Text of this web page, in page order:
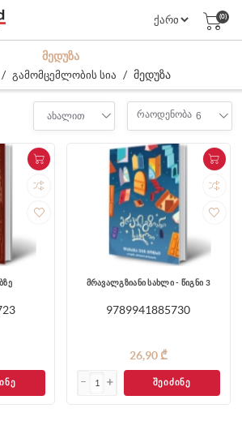
(0)
ᲛᲔᲓᲣᲖᲐ
/ გამომცემლობის სია / მედუზა
ახალით რაოდენობა 6
მრავალგზიანი სახლი - წიგნი 3
9789941885730
26,90 ₾
ᲨᲔᲘᲫᲘᲜᲔ